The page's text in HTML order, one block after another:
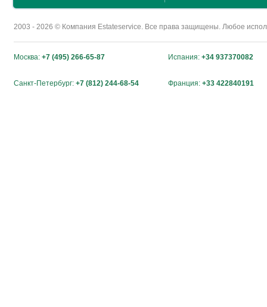
2003 - 2026 © Компания Estateservice. Все права защищены. Любое
Москва: +7 (495) 266-65-87 Испания: +34 937370082
Санкт-Петербург: +7 (812) 244-68-54 Франция: +33 422840191